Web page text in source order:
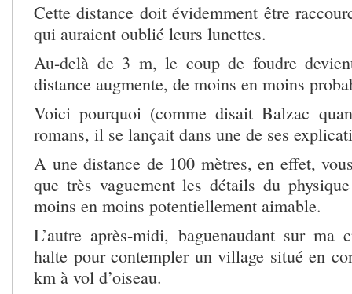
Cette distance doit évidemment être
qui auraient oublié leurs lunettes.
Au-delà de 3 m, le coup de foudre
distance augmente, de moins en moins
Voici pourquoi (comme disait Balzac
romans, il se lançait dans une de ses
A une distance de 100 mètres, en effet,
que très vaguement les détails du
moins en moins potentiellement aimable.
L’autre après-midi, baguenaudant sur ma
halte pour contempler un village situé en
km à vol d’oiseau.